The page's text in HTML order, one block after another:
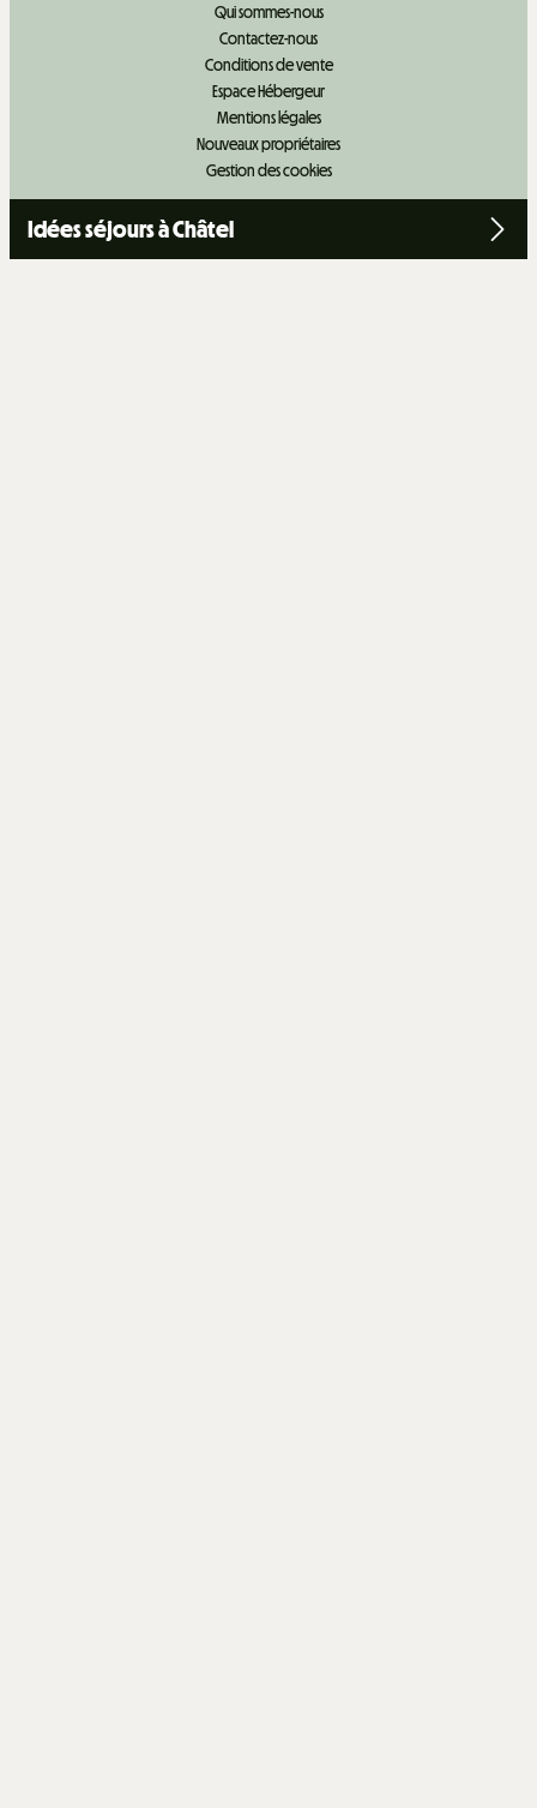
+−
Qui sommes-nous
Contactez-nous
Conditions de vente
Espace Hébergeur
Mentions légales
Nouveaux propriétaires
Gestion des cookies
Idées séjours à Châtel